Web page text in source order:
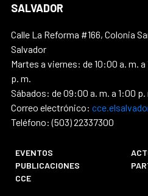
SALVADOR
Calle La Reforma #166, Colonia
Salvador
Martes a viernes: de 10:00 a. m.
p. m.
Sábados: de 09:00 a. m. a 1:00 p.
Correo electrónico:
Teléfono: (503) 22337300
EVENTOS
PUBLICACIONES
CCE